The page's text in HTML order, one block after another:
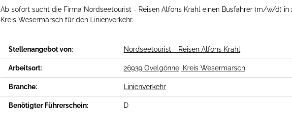
Ab sofort sucht die Firma Nordseetourist - Reisen Alfons Krahl einen Busfahrer (m/w/d) in
Kreis Wesermarsch für den Linienverkehr.
Stellenangebot von: Nordseetourist - Reisen Alfons Krahl
Arbeitsort: 26939 Ovelgönne, Kreis Wesermarsch
Branche: Linienverkehr
Benötigter Führerschein: D